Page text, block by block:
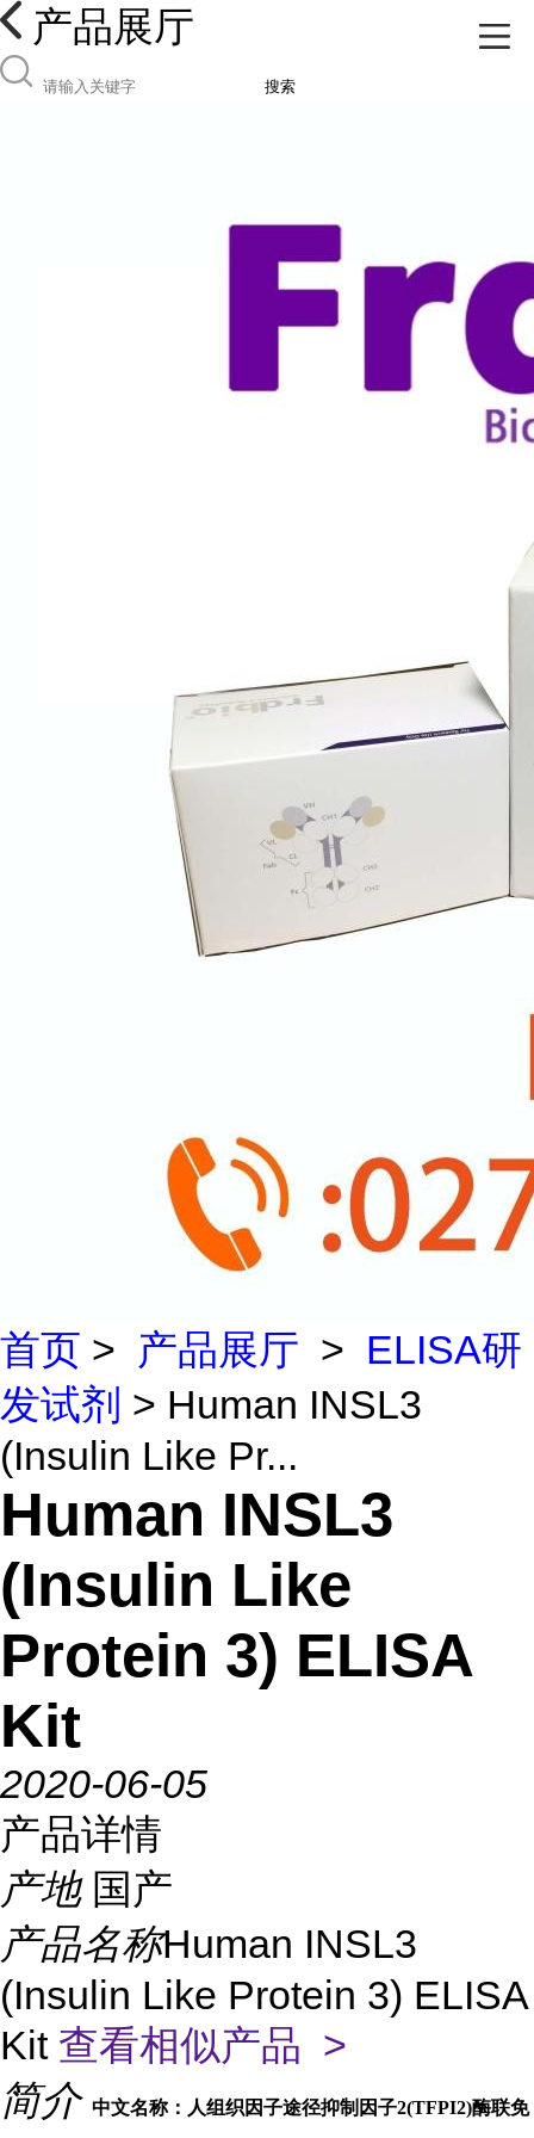
产品展厅
搜索
首页 > 产品展厅 > ELISA研
发试剂 > Human INSL3
(Insulin Like Pr...
Human INSL3
(Insulin Like
Protein 3) ELISA
Kit
2020-06-05
产品详情
产地 国产
产品名称Human INSL3
(Insulin Like Protein 3) ELISA
Kit 查看相似产品 >
简介 中文名称：人组织因子途径抑制因子2(TFPI2)酶联免